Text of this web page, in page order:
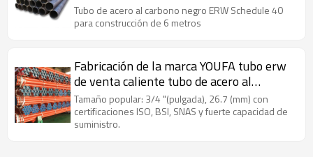
Tubo de acero al carbono negro ERW Schedule 40
para construcción de 6 metros
Fabricación de la marca YOUFA tubo erw
de venta caliente tubo de acero al
carbono erw
Tamaño popular: 3/4 "(pulgada), 26.7 (mm) con
certificaciones ISO, BSI, SNAS y fuerte capacidad de
suministro.